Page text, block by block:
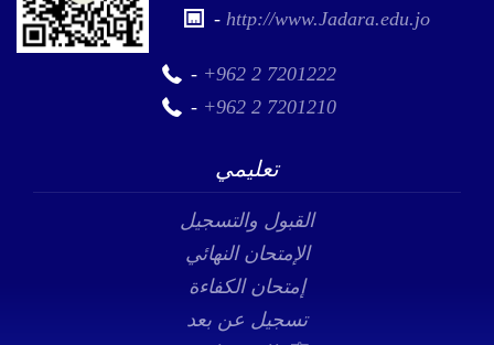
+962 2 7201210
القبول والتسجيل
الإمتحان النهائي
إمتحان الكفاءة
تسجيل عن بعد
طلب وظيفة